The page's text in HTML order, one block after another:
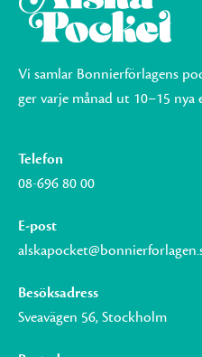
Vi samlar Bonnierförlagens
ger varje månad ut 10–15
Telefon
08-696 80 00
E-post
Besöksadress
Sveavägen 56, Stockholm